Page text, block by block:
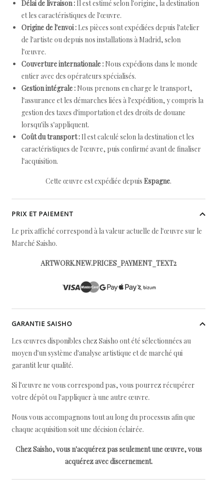
Délai de livraison : Il est estimé selon l'origine, la destination
et les caractéristiques de l'œuvre.
Origine de l'envoi : Les pièces sont expédiées depuis l'atelier
de l'artiste ou depuis nos installations à Madrid, selon
l'œuvre.
Couverture internationale : Nous expédions dans le monde
entier avec des opérateurs spécialisés.
Gestion intégrale : Nous prenons en charge le transport,
l'assurance et les démarches liées à l'expédition, y compris la
gestion des taxes d'importation et des droits de douane
lorsqu'ils s'appliquent.
Coût du transport : Il est calculé selon la destination et les
caractéristiques de l'œuvre, puis confirmé avant de finaliser
l'acquisition.
Cette œuvre est expédiée depuis Espagne.
PRIX ET PAIEMENT
Le prix affiché correspond à la valeur actuelle de l'œuvre sur le
Marché Saisho.
ARTWORK.NEW.PRICES_PAYMENT_TEXT2
GARANTIE SAISHO
Les œuvres disponibles chez Saisho ont été sélectionnées au
moyen d'un système d'analyse artistique et de marché qui
garantit leur qualité.
Si l'œuvre ne vous correspond pas, vous pourrez récupérer
votre dépôt ou l'appliquer à une autre œuvre.
Nous vous accompagnons tout au long du processus afin que
chaque acquisition soit une décision éclairée.
Chez Saisho, vous n'acquérez pas seulement une œuvre, vous
acquérez avec discernement.